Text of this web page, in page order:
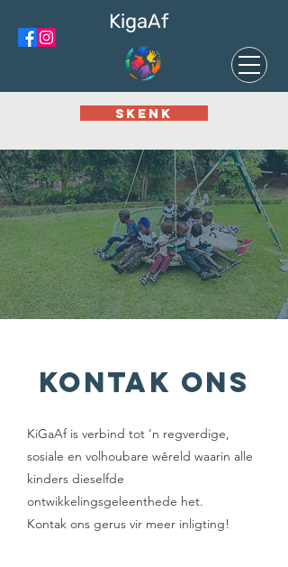
KigaAf
SKENK
KONTAK ONS
KiGaAf is verbind tot 'n regverdige,
sosiale en volhoubare wêreld waarin alle
kinders dieselfde
ontwikkelingsgeleenthede het.
Kontak ons gerus vir meer inligting!